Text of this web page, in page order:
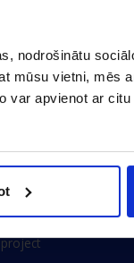
nodrošinātu
mūsu vietni, mēs
apvienot ar
un viss, ko